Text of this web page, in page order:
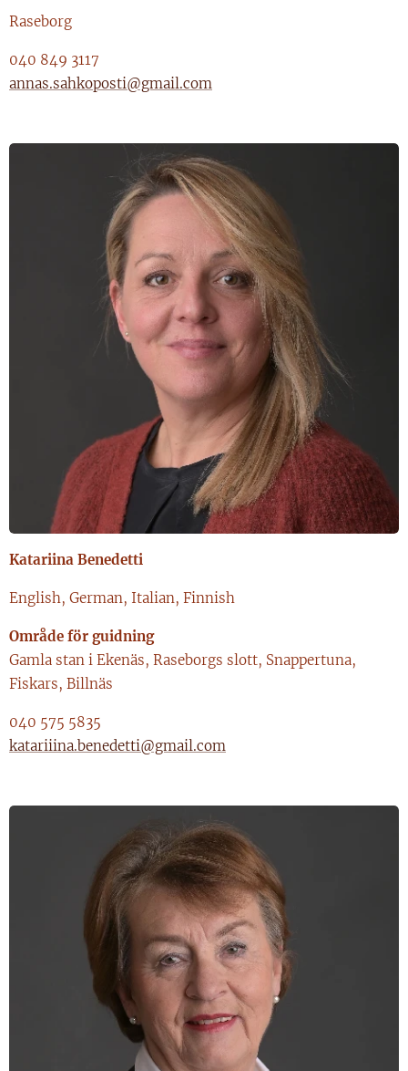
Raseborg
040 849 3117
annas.sahkoposti@gmail.com
Katariina Benedetti
English, German, Italian, Finnish
Område för guidning
Gamla stan i Ekenäs, Raseborgs slott, Snappertuna,
Fiskars, Billnäs
040 575 5835
katariiina.benedetti@gmail.com